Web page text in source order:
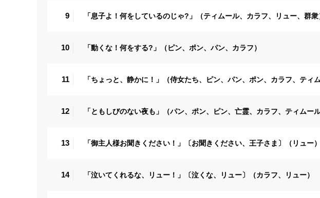
9 「息子よ！何をしているのじゃ?」（ティムール、カラフ、リュー、群衆
10 「動くな！何をする?」（ピン、ポン、パン、カラフ）
11 「ちょっと、静かに！」（侍女たち、ピン、パン、ポン、カラフ、ティム
12 「ともしびのない夜も」（パン、ポン、ピン、亡霊、カラフ、ティムール
13 「御主人様お聞きください！」〔お聞きください、王子さま〕（リュー）
14 「泣いてくれるな、リュー！」〔泣くな、リュー〕（カラフ、リュー）